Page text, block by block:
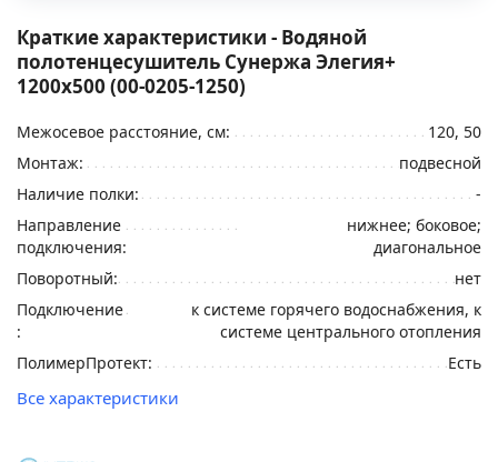
Краткие характеристики - Водяной
полотенцесушитель Сунержа Элегия+
1200x500 (00-0205-1250)
Межосевое расстояние, см:
120, 50
Монтаж:
подвесной
Наличие полки:
-
Направление
подключения:
нижнее; боковое;
диагональное
Поворотный:
нет
Подключение
:
к системе горячего водоснабжения, к
системе центрального отопления
ПолимерПротект:
Есть
Все характеристики